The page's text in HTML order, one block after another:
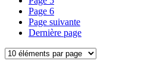
Page 6
Page suivante
Dernière page